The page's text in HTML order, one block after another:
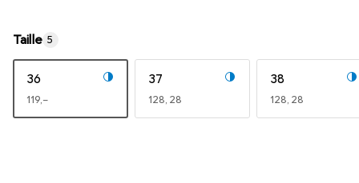
Taille 5
36
EUR
119,–
37
EUR
128,28
38
EUR
128,28